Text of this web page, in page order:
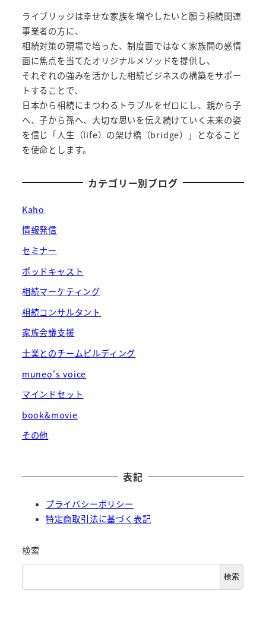
ライブリッジは幸せな家族を増やしたいと願う相続関連
事業者の方に、
相続対策の現場で培った、制度面ではなく家族間の感情
面に焦点を当てたオリジナルメソッドを提供し、
それぞれの強みを活かした相続ビジネスの構築をサポー
トすることで、
日本から相続にまつわるトラブルをゼロにし、親から子
へ、子から孫へ、大切な思いを伝え続けていく未来の姿
を信じ「人生（life）の架け橋（bridge）」となること
を使命とします。
カテゴリー別ブログ
Kaho
情報発信
セミナー
ポッドキャスト
相続マーケティング
相続コンサルタント
家族会議支援
士業とのチームビルディング
muneo's voice
マインドセット
book&movie
その他
表記
プライバシーポリシー
特定商取引法に基づく表記
検索
検索